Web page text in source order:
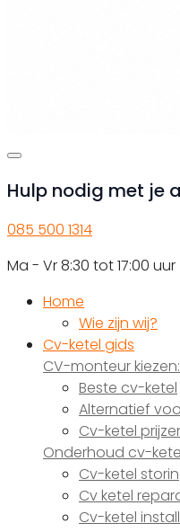
Hulp nodig met je
085 500 1314
Ma - Vr 8:30 tot 17:00 uur
Home
Wie zijn wij?
Cv-ketel gids
CV-monteur
Beste cv-ketel
Alternatief
Cv-ketel
Onderhoud cv-
Cv-ketel
Cv ketel
Cv-ketel